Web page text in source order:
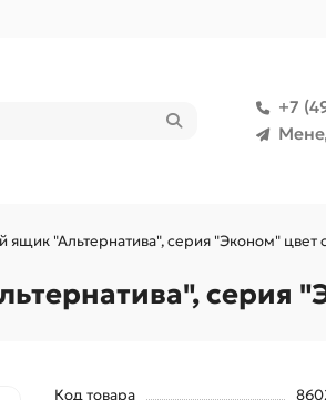
+7
ящик "Альтернатива", серия "Эконом" цвет
серия
Код товара